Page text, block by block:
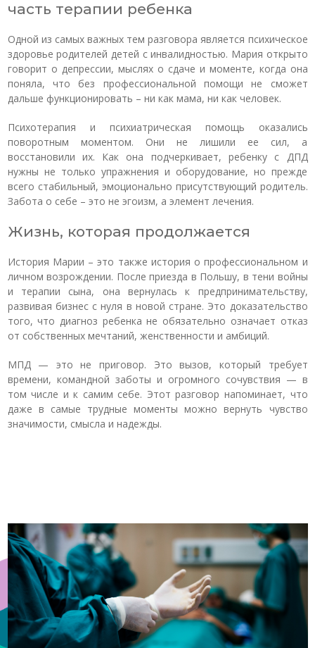
часть терапии ребенка
Одной из самых важных тем разговора является психическое
здоровье родителей детей с инвалидностью. Мария открыто
говорит о депрессии, мыслях о сдаче и моменте, когда она
поняла, что без профессиональной помощи не сможет
дальше функционировать – ни как мама, ни как человек.
Психотерапия и психиатрическая помощь оказались
поворотным моментом. Они не лишили ее сил, а
восстановили их. Как она подчеркивает, ребенку с ДПД
нужны не только упражнения и оборудование, но прежде
всего стабильный, эмоционально присутствующий родитель.
Забота о себе – это не эгоизм, а элемент лечения.
Жизнь, которая продолжается
История Марии – это также история о профессиональном и
личном возрождении. После приезда в Польшу, в тени войны
и терапии сына, она вернулась к предпринимательству,
развивая бизнес с нуля в новой стране. Это доказательство
того, что диагноз ребенка не обязательно означает отказ
от собственных мечтаний, женственности и амбиций.
МПД — это не приговор. Это вызов, который требует
времени, командной заботы и огромного сочувствия — в
том числе и к самим себе. Этот разговор напоминает, что
даже в самые трудные моменты можно вернуть чувство
значимости, смысла и надежды.